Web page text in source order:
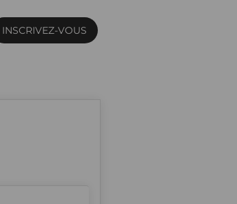
INSCRIVEZ-VOUS